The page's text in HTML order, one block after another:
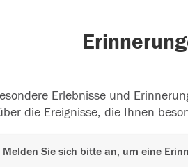
Erlebnisse und
die Ereignisse, die Ihnen
Melden Sie sich bitte an, um eine